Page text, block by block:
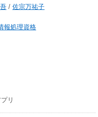
ださい。
/ 佐宗万祐子
報処理資格
リ